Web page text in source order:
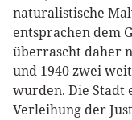
naturalistische
entsprachen dem
überrascht daher
und 1940 zwei
wurden. Die Stadt
Verleihung der